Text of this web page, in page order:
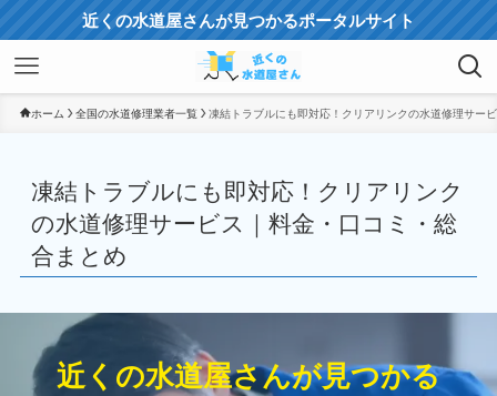
近くの水道屋さんが見つかるポータルサイト
ホーム 全国の水道修理業者一覧 凍結トラブルにも即対応！クリアリンクの水道修理サー
凍結トラブルにも即対応！クリアリンク
の水道修理サービス｜料金・口コミ・総
合まとめ
近くの水道屋さんが見つかる